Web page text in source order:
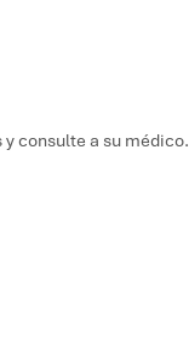
consulte a su médico.